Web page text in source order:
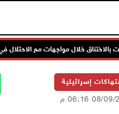
بالاختناق خلال مواجهات مع الاحتلال
إسرائيلية